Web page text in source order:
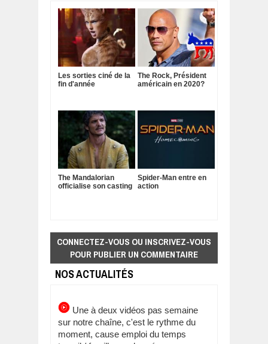
Les sorties ciné de la
fin d'année
The Rock, Président
américain en 2020?
The Mandalorian
officialise son casting
Spider-Man entre en
action
CONNECTEZ-VOUS OU INSCRIVEZ-VOUS
POUR PUBLIER UN COMMENTAIRE
NOS ACTUALITÉS
Une à deux vidéos pas semaine
sur notre chaîne, c'est le rythme du
moment, cause emploi du temps